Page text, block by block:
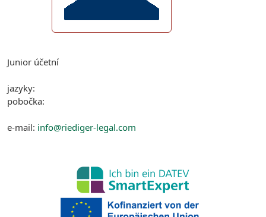
Junior účetní
jazyky:
pobočka:
e-mail: info@riediger-legal.com